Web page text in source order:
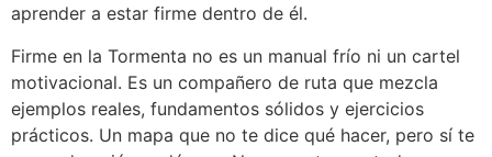
aprender a estar firme dentro de él.
Firme en la Tormenta no es un manual frío ni un cartel
motivacional. Es un compañero de ruta que mezcla
ejemplos reales, fundamentos sólidos y ejercicios
prácticos. Un mapa que no te dice qué hacer, pero sí te